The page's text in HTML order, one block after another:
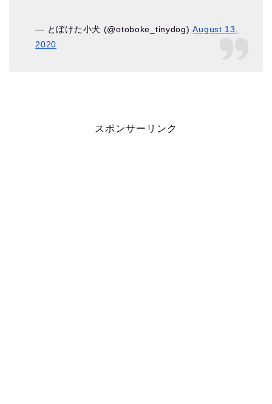
— とぼけた小犬 (@otoboke_tinydog)August 13,
2020
スポンサーリンク